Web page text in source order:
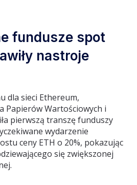
fundusze spot
nastroje
dla sieci Ethereum,
Papierów Wartościowych i
pierwszą transzę funduszy
wydarzenie
ceny ETH o 20%, pokazując
się zwiększonej